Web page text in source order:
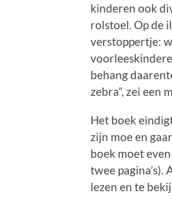
kinderen ook
rolstoel. Op de
verstoppertje:
behang
zebra”, zei een
Het boek
zijn moe en
boek moet
twee
lezen en te